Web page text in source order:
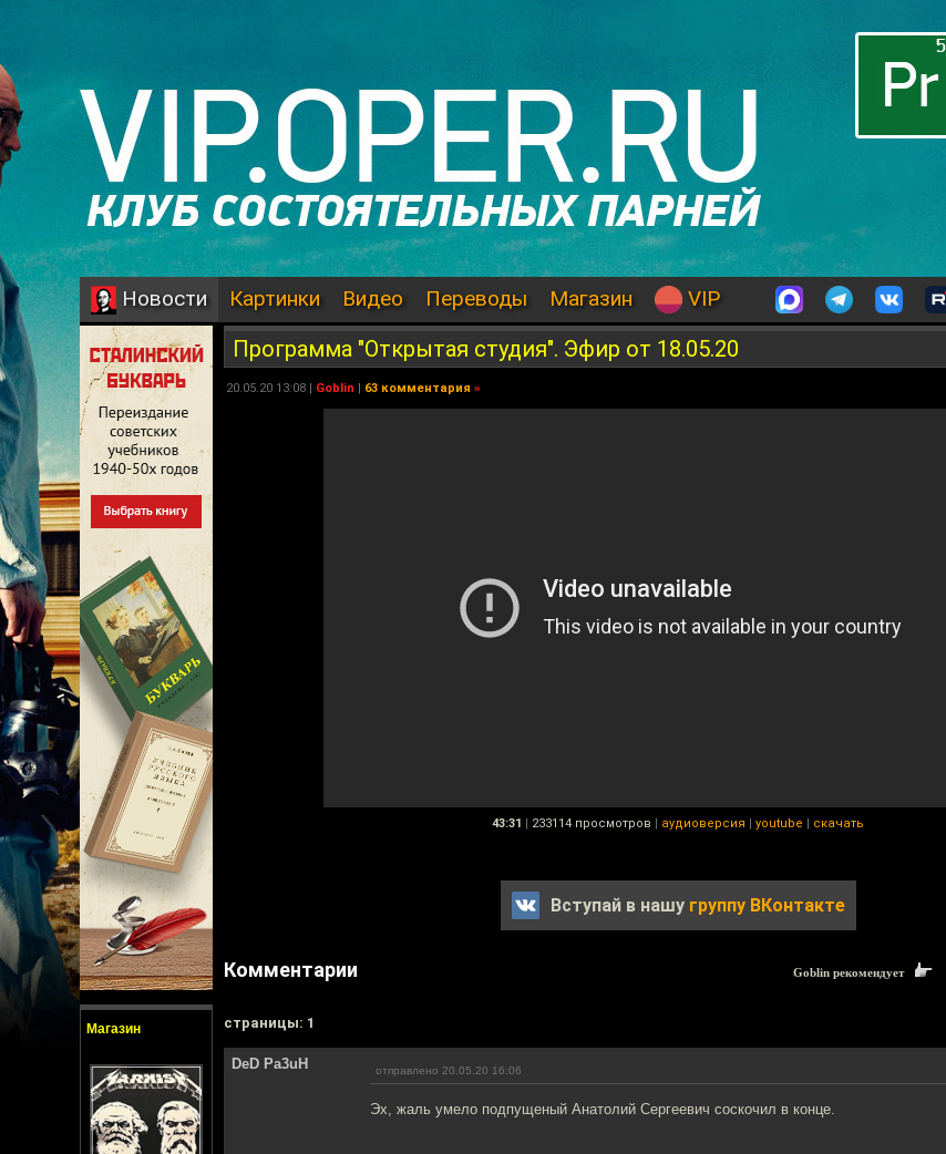
Новости Картинки Видео Переводы Магазин VIP
Магазин
Программа "Открытая студия". Эфир от 18.05.20
20.05.20 13:08 | Goblin | 63 комментария »
43:31 | 233114 просмотров | аудиоверсия | youtube | скачать
Вступай в нашу группу ВКонтакте
Комментарии Goblin рекомендует
cтраницы: 1
DeD Pa3uH отправлено 20.05.20 16:06
Эх, жаль умело подпущеный Анатолий Сергеевич соскочил в конце.